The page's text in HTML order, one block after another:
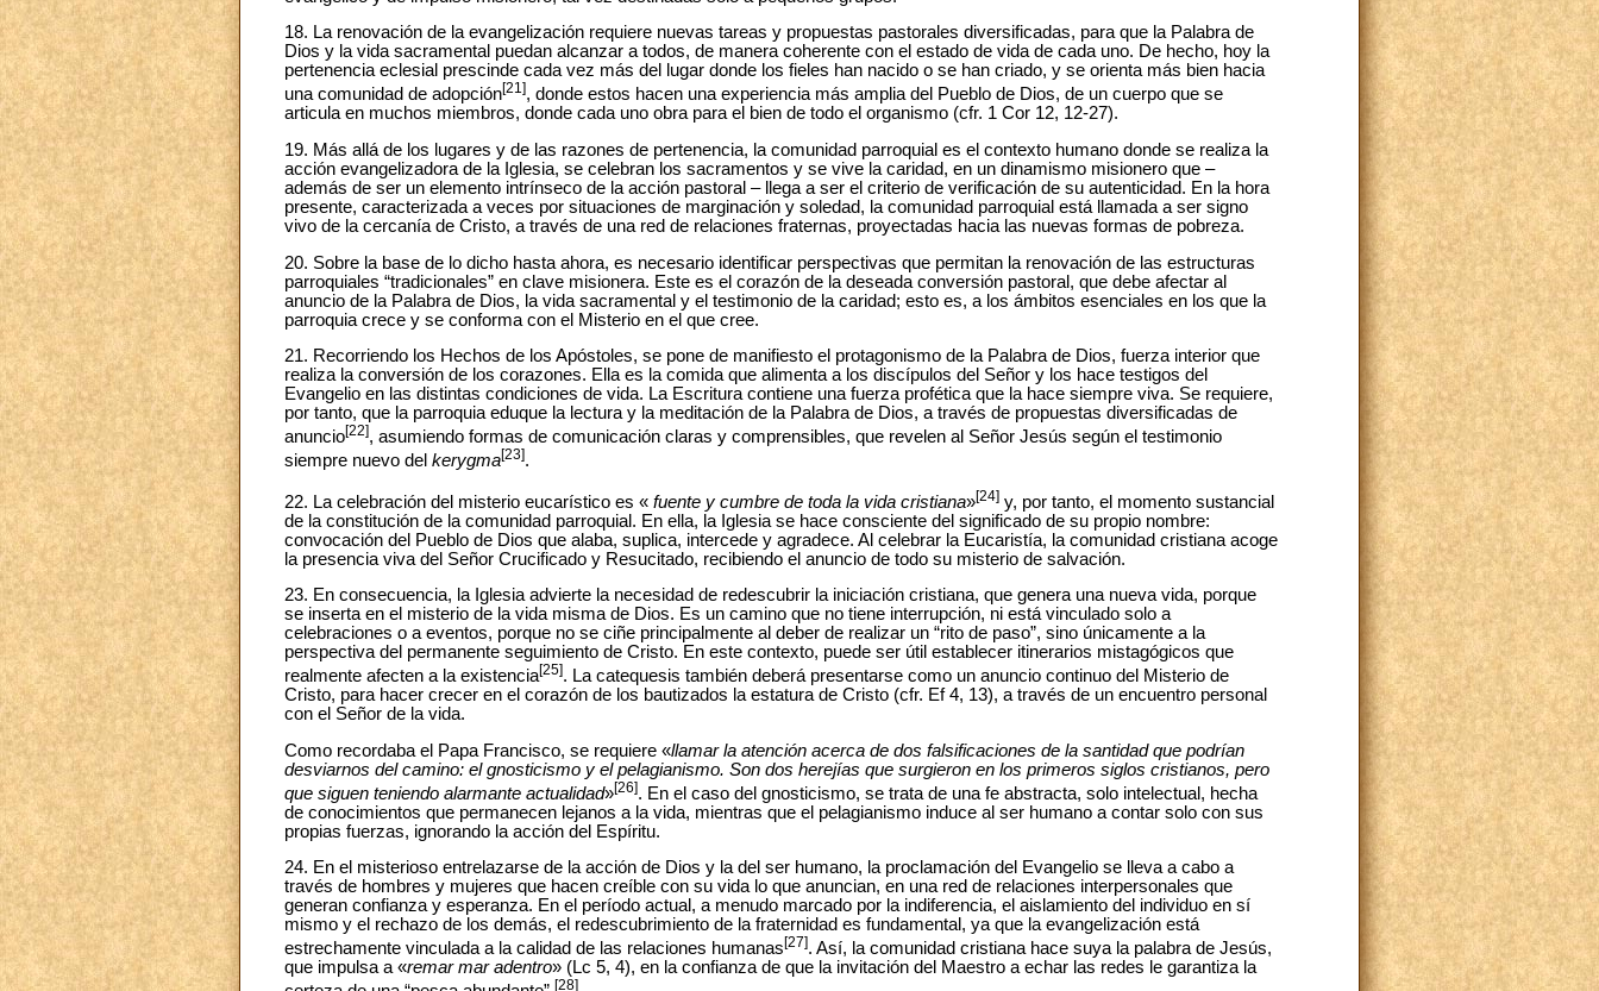
18. La renovación de la evangelización requiere nuevas tareas y propuestas pastorales diversificadas, para que la Palabra de
Dios y la vida sacramental puedan alcanzar a todos, de manera coherente con el estado de vida de cada uno. De hecho, hoy la
pertenencia eclesial prescinde cada vez más del lugar donde los fieles han nacido o se han criado, y se orienta más bien hacia
una comunidad de adopción[21], donde estos hacen una experiencia más amplia del Pueblo de Dios, de un cuerpo que se
articula en muchos miembros, donde cada uno obra para el bien de todo el organismo (cfr. 1 Cor 12, 12-27).
19. Más allá de los lugares y de las razones de pertenencia, la comunidad parroquial es el contexto humano donde se realiza la
acción evangelizadora de la Iglesia, se celebran los sacramentos y se vive la caridad, en un dinamismo misionero que –
además de ser un elemento intrínseco de la acción pastoral – llega a ser el criterio de verificación de su autenticidad. En la hora
presente, caracterizada a veces por situaciones de marginación y soledad, la comunidad parroquial está llamada a ser signo
vivo de la cercanía de Cristo, a través de una red de relaciones fraternas, proyectadas hacia las nuevas formas de pobreza.
20. Sobre la base de lo dicho hasta ahora, es necesario identificar perspectivas que permitan la renovación de las estructuras
parroquiales “tradicionales” en clave misionera. Este es el corazón de la deseada conversión pastoral, que debe afectar al
anuncio de la Palabra de Dios, la vida sacramental y el testimonio de la caridad; esto es, a los ámbitos esenciales en los que la
parroquia crece y se conforma con el Misterio en el que cree.
21. Recorriendo los Hechos de los Apóstoles, se pone de manifiesto el protagonismo de la Palabra de Dios, fuerza interior que
realiza la conversión de los corazones. Ella es la comida que alimenta a los discípulos del Señor y los hace testigos del
Evangelio en las distintas condiciones de vida. La Escritura contiene una fuerza profética que la hace siempre viva. Se requiere,
por tanto, que la parroquia eduque la lectura y la meditación de la Palabra de Dios, a través de propuestas diversificadas de
anuncio[22], asumiendo formas de comunicación claras y comprensibles, que revelen al Señor Jesús según el testimonio
siempre nuevo del kerygma[23].
22. La celebración del misterio eucarístico es « fuente y cumbre de toda la vida cristiana»[24] y, por tanto, el momento sustancial
de la constitución de la comunidad parroquial. En ella, la Iglesia se hace consciente del significado de su propio nombre:
convocación del Pueblo de Dios que alaba, suplica, intercede y agradece. Al celebrar la Eucaristía, la comunidad cristiana acoge
la presencia viva del Señor Crucificado y Resucitado, recibiendo el anuncio de todo su misterio de salvación.
23. En consecuencia, la Iglesia advierte la necesidad de redescubrir la iniciación cristiana, que genera una nueva vida, porque
se inserta en el misterio de la vida misma de Dios. Es un camino que no tiene interrupción, ni está vinculado solo a
celebraciones o a eventos, porque no se ciñe principalmente al deber de realizar un “rito de paso”, sino únicamente a la
perspectiva del permanente seguimiento de Cristo. En este contexto, puede ser útil establecer itinerarios mistagógicos que
realmente afecten a la existencia[25]. La catequesis también deberá presentarse como un anuncio continuo del Misterio de
Cristo, para hacer crecer en el corazón de los bautizados la estatura de Cristo (cfr. Ef 4, 13), a través de un encuentro personal
con el Señor de la vida.
Como recordaba el Papa Francisco, se requiere «llamar la atención acerca de dos falsificaciones de la santidad que podrían
desviarnos del camino: el gnosticismo y el pelagianismo. Son dos herejías que surgieron en los primeros siglos cristianos, pero
que siguen teniendo alarmante actualidad»[26]. En el caso del gnosticismo, se trata de una fe abstracta, solo intelectual, hecha
de conocimientos que permanecen lejanos a la vida, mientras que el pelagianismo induce al ser humano a contar solo con sus
propias fuerzas, ignorando la acción del Espíritu.
24. En el misterioso entrelazarse de la acción de Dios y la del ser humano, la proclamación del Evangelio se lleva a cabo a
través de hombres y mujeres que hacen creíble con su vida lo que anuncian, en una red de relaciones interpersonales que
generan confianza y esperanza. En el período actual, a menudo marcado por la indiferencia, el aislamiento del individuo en sí
mismo y el rechazo de los demás, el redescubrimiento de la fraternidad es fundamental, ya que la evangelización está
estrechamente vinculada a la calidad de las relaciones humanas[27]. Así, la comunidad cristiana hace suya la palabra de Jesús,
que impulsa a «remar mar adentro» (Lc 5, 4), en la confianza de que la invitación del Maestro a echar las redes le garantiza la
[28]